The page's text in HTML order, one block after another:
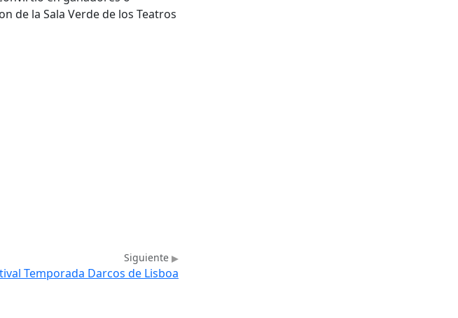
de la Sala Verde de los Teatros
Siguiente
Temporada Darcos de Lisboa